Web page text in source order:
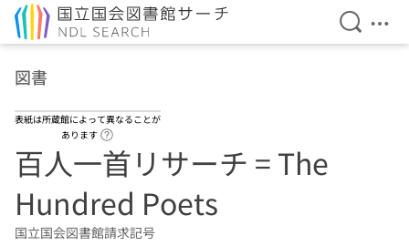
検索を
メ
図書
表紙は所蔵館によって異なることが
あります
百人一首リサーチ = The
Hundred Poets
国立国会図書館請求記号